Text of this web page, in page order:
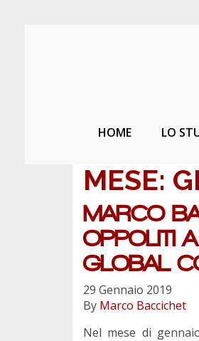
HOME LO
MESE:
MARCO
OPPOLITI
GLOBAL
29 Gennaio 2019
By Marco Baccichet
Nel mese di